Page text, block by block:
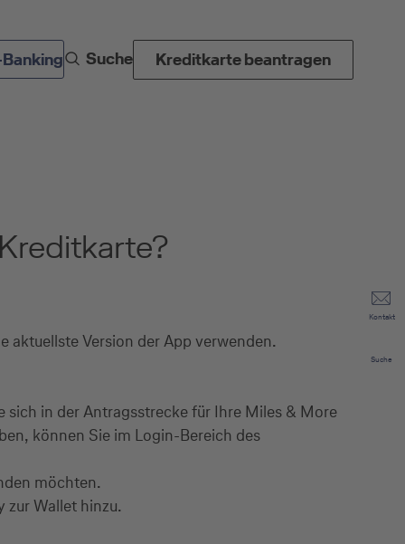
Suche Kreditkarte beantragen
Kontakt
Suche
aktuellste Version der App verwenden.
sich in der Antragsstrecke für Ihre Miles & More
können Sie im Login-Bereich des
möchten.
zur Wallet hinzu.